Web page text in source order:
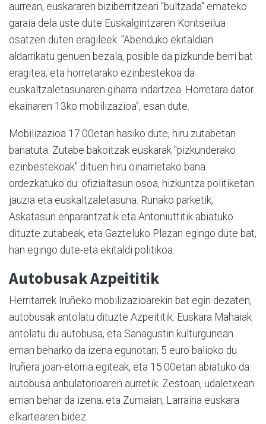
aurrean, euskararen biziberritzeari "bultzada" emateko
garaia dela uste dute Euskalgintzaren Kontseilua
osatzen duten eragileek. "Abenduko ekitaldian
aldarrikatu genuen bezala, posible da pizkunde berri bat
eragitea, eta horretarako ezinbestekoa da
euskaltzaletasunaren giharra indartzea. Horretara dator
ekainaren 13ko mobilizazioa", esan dute.
Mobilizazioa 17:00etan hasiko dute, hiru zutabetan
banatuta. Zutabe bakoitzak euskarak "pizkunderako
ezinbestekoak" dituen hiru oinarrietako bana
ordezkatuko du: ofizialtasun osoa, hizkuntza politiketan
jauzia eta euskaltzaletasuna. Runako parketik,
Askatasun enparantzatik eta Antoniuttitik abiatuko
dituzte zutabeak, eta Gazteluko Plazan egingo dute bat,
han egingo dute-eta ekitaldi politikoa.
Autobusak Azpeititik
Herritarrek Iruñeko mobilizazioarekin bat egin dezaten,
autobusak antolatu dituzte Azpeititik. Euskara Mahaiak
antolatu du autobusa, eta Sanagustin kulturgunean
eman beharko da izena egunotan; 5 euro balioko du
Iruñera joan-etorria egiteak, eta 15:00etan abiatuko da
autobusa anbulatorioaren aurretik. Zestoan, udaletxean
eman behar da izena; eta Zumaian, Larraina euskara
elkartearen bidez.